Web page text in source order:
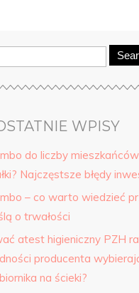
WPISY
do liczby
Najczęstsze błędy
– co warto wiedzieć
o trwałości
atest higieniczny PZH
producenta
na ścieki?